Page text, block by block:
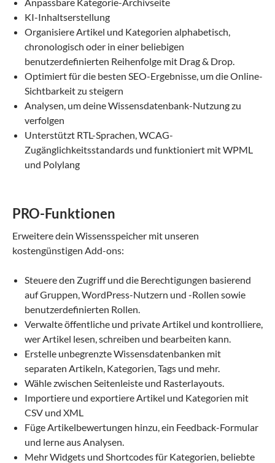
KI-Inhaltserstellung
Organisiere Artikel und Kategorien alphabetisch,
chronologisch oder in einer beliebigen
benutzerdefinierten Reihenfolge mit Drag & Drop.
Optimiert für die besten SEO-Ergebnisse, um die Online-
Sichtbarkeit zu steigern
Analysen, um deine Wissensdatenbank-Nutzung zu
verfolgen
Unterstützt RTL-Sprachen, WCAG-
Zugänglichkeitsstandards und funktioniert mit WPML
und Polylang
PRO-Funktionen
Erweitere dein Wissensspeicher mit unseren
kostengünstigen Add-ons:
Steuere den Zugriff und die Berechtigungen basierend
auf Gruppen, WordPress-Nutzern und -Rollen sowie
benutzerdefinierten Rollen.
Verwalte öffentliche und private Artikel und kontrolliere,
wer Artikel lesen, schreiben und bearbeiten kann.
Erstelle unbegrenzte Wissensdatenbanken mit
separaten Artikeln, Kategorien, Tags und mehr.
Wähle zwischen Seitenleiste und Rasterlayouts.
Importiere und exportiere Artikel und Kategorien mit
CSV und XML
Füge Artikelbewertungen hinzu, ein Feedback-Formular
und lerne aus Analysen.
Mehr Widgets und Shortcodes für Kategorien, beliebte